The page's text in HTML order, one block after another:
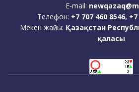
E-mail:
Телефон: +7 707 460 8546,
Мекен жайы: Қазақстан
қаласы